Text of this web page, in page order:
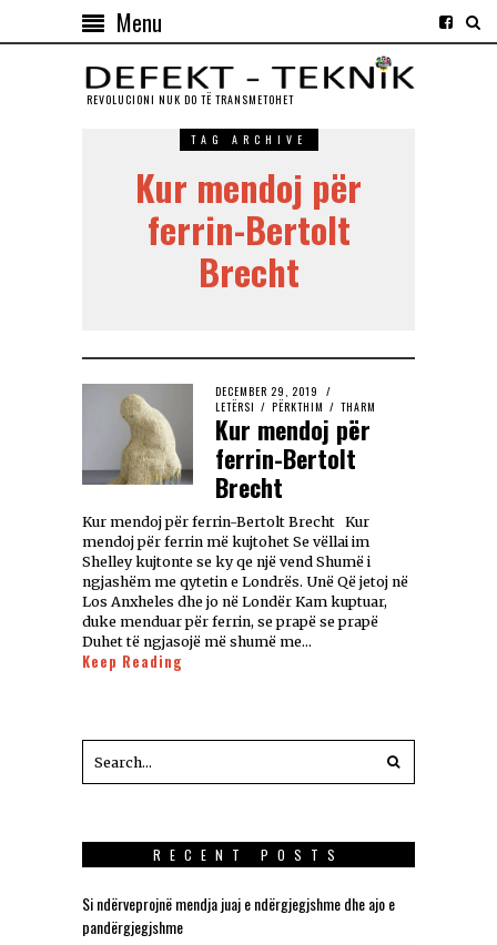
Menu
REVOLUCIONI NUK DO TЁ TRANSMETOHET
TAG ARCHIVE
Kur mendoj për
ferrin-Bertolt
Brecht
DECEMBER 29, 2019
LETËRSI / PËRKTHIM / THARM
Kur mendoj për
ferrin-Bertolt
Brecht
Kur mendoj për ferrin-Bertolt Brecht Kur
mendoj për ferrin më kujtohet Se vëllai im
Shelley kujtonte se ky qe një vend Shumë i
ngjashëm me qytetin e Londrës. Unë Që jetoj në
Los Anxheles dhe jo në Londër Kam kuptuar,
duke menduar për ferrin, se prapë se prapë
Duhet të ngjasojë më shumë me…
Keep Reading
RECENT POSTS
Si ndërveprojnë mendja juaj e ndërgjegjshme dhe ajo e
pandërgjegjshme